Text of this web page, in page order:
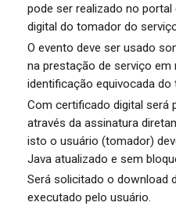
pode ser realizado no
digital do tomador do
O evento deve ser usado
na prestação de serviço em
identificação equivocada
Com certificado digital será
através da assinatura
isto o usuário (tomador)
Java atualizado e sem
Será solicitado o download
executado pelo usuário.